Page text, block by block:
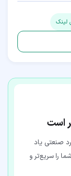
لینک
است
صنعتی یاد
را سریع‌تر و